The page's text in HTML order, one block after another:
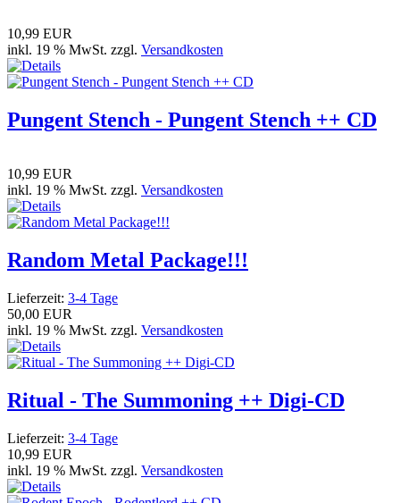
10,99 EUR
inkl. 19 % MwSt. zzgl. Versandkosten
Pungent Stench - Pungent Stench ++ CD
10,99 EUR
inkl. 19 % MwSt. zzgl. Versandkosten
Random Metal Package!!!
Lieferzeit: 3-4 Tage
50,00 EUR
inkl. 19 % MwSt. zzgl. Versandkosten
Ritual - The Summoning ++ Digi-CD
Lieferzeit: 3-4 Tage
10,99 EUR
inkl. 19 % MwSt. zzgl. Versandkosten